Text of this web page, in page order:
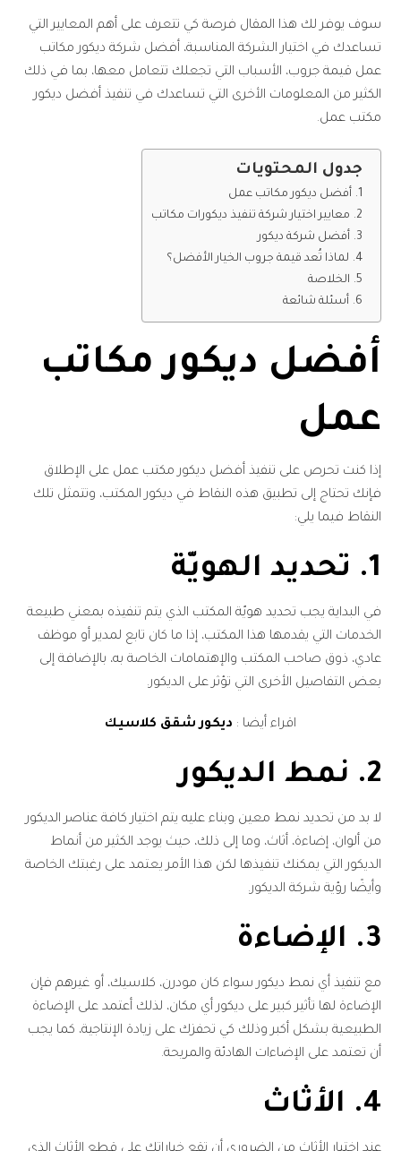
سوف يوفر لك هذا المقال فرصة كي تتعرف على أهم المعايير التي
تساعدك في اختيار الشركة المناسبة، أفضل شركة ديكور مكاتب
عمل قيمة جروب، الأسباب التي تجعلك تتعامل معها، بما في ذلك
الكثير من المعلومات الأخرى التي تساعدك في تنفيذ أفضل ديكور
مكتب عمل.
جدول المحتويات
أفضل ديكور مكاتب عمل
معايير اختيار شركة تنفيذ ديكورات مكاتب
أفضل شركة ديكور
لماذا تُعد قيمة جروب الخيار الأفضل؟
الخلاصة
أسئلة شائعة
أفضل ديكور مكاتب
عمل
إذا كنت تحرص على تنفيذ أفضل ديكور مكتب عمل على الإطلاق
فإنك تحتاج إلى تطبيق هذه النقاط في ديكور المكتب، وتتمثل تلك
النقاط فيما يلي:
1. تحديد الهويّة
في البداية يجب تحديد هويّة المكتب الذي يتم تنفيذه بمعني طبيعة
الخدمات التي يقدمها هذا المكتب، إذا ما كان تابع لمدير أو موظف
عادي، ذوق صاحب المكتب والإهتمامات الخاصة به، بالإضافة إلى
بعض التفاصيل الأخرى التي تؤثر على الديكور.
اقراء أيضا : ديكور شقق كلاسيك
2. نمط الديكور
لا بد من تحديد نمط معين وبناء عليه يتم اختيار كافة عناصر الديكور
من ألوان، إضاءة، أثاث، وما إلى ذلك، حيث يوجد الكثير من أنماط
الديكور التي يمكنك تنفيذها لكن هذا الأمر يعتمد على رغبتك الخاصة
وأيضًا رؤية شركة الديكور.
3. الإضاءة
مع تنفيذ أي نمط ديكور سواء كان مودرن، كلاسيك، أو غيرهم فإن
الإضاءة لها تأثير كبير على ديكور أي مكان، لذلك أعتمد على الإضاءة
الطبيعية بشكل أكبر وذلك كي تحفزك على زيادة الإنتاجية، كما يجب
أن تعتمد على الإضاءات الهادئة والمريحة.
4. الأثاث